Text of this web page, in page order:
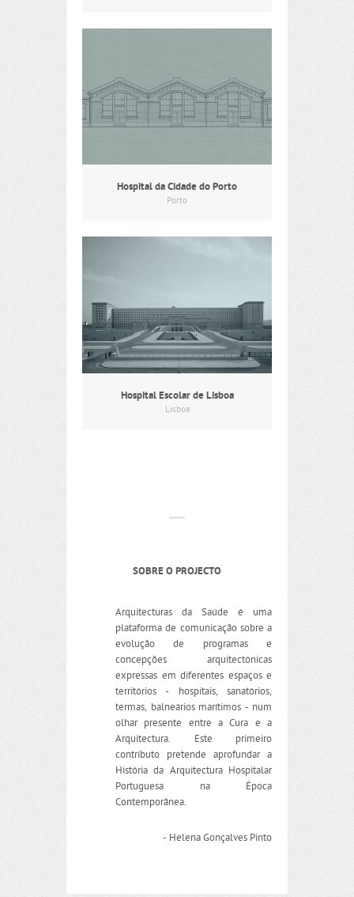
Hospital da Cidade do Porto
Porto
Hospital Escolar de Lisboa
Lisboa
SOBRE O PROJECTO
Arquitecturas da Saúde é uma
plataforma de comunicação sobre a
evolução de programas e
concepções arquitectónicas
expressas em diferentes espaços e
territórios - hospitais, sanatórios,
termas, balneários marítimos - num
olhar presente entre a Cura e a
Arquitectura. Este primeiro
contributo pretende aprofundar a
História da Arquitectura Hospitalar
Portuguesa na Época
Contemporânea.
- Helena Gonçalves Pinto